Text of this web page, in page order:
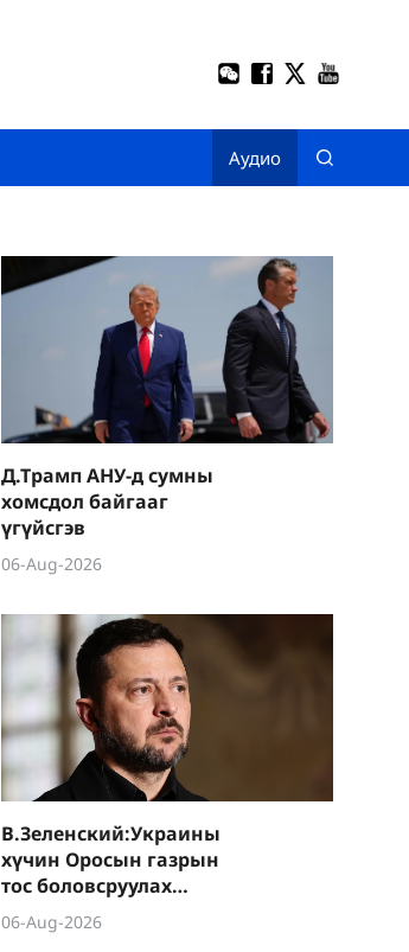
Аудио
Д.Трамп АНУ-д сумны
хомсдол байгааг
үгүйсгэв
06-Aug-2026
В.Зеленский:Украины
хүчин Оросын газрын
тос боловсруулах
үйлдвэрүүд болон Хар
тэнгисийн хөлөг
06-Aug-2026